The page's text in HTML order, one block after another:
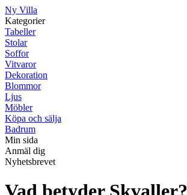
Ny Villa
Kategorier
Tabeller
Stolar
Soffor
Vitvaror
Dekoration
Blommor
Ljus
Möbler
Köpa och sälja
Badrum
Min sida
Anmäl dig
Nyhetsbrevet